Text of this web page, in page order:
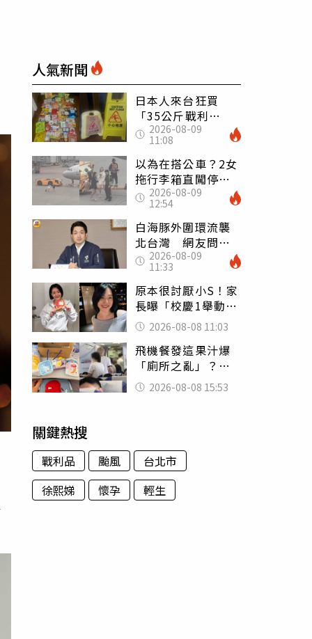
人氣新聞
日本人來台狂買
「35公斤戰利
品」 連拜拜用紅
盤、「小心地滑」
告示牌也帶回家
2026-08-09
11:08
以為在搭公車？2女
拖行李箱直闖停機
坪「揮手攔機」
荒謬影片曝網傻眼
2026-08-09
12:54
白海豚外圍環流襲
北台灣 網友問為
何沒放颱風假 蔣
萬安回應了
2026-08-09
11:33
原本很討厭小S！家
長曝「校慶1舉動」
讓她徹底改觀 網
友洗版認證
2026-08-08 11:03
飛機餐發這果汁爆
「廁所之亂」？乘
客崩潰：差點丟大
臉 醫揭3類人別亂
2026-08-08 15:53
關鍵熱搜
戰利品 颱風
台北市
徐熙娣
懷孕 輕生